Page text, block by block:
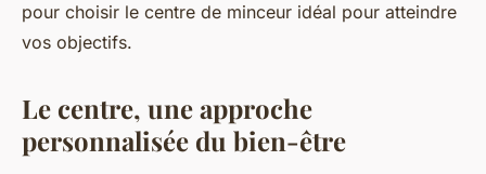
pour choisir le centre de minceur idéal pour atteindre
vos objectifs.
Le centre, une approche
personnalisée du bien-être